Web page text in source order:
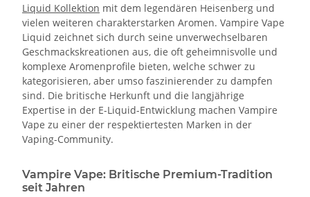
Liquid Kollektion mit dem legendären Heisenberg und
vielen weiteren charakterstarken Aromen. Vampire Vape
Liquid zeichnet sich durch seine unverwechselbaren
Geschmackskreationen aus, die oft geheimnisvolle und
komplexe Aromenprofile bieten, welche schwer zu
kategorisieren, aber umso faszinierender zu dampfen
sind. Die britische Herkunft und die langjährige
Expertise in der E-Liquid-Entwicklung machen Vampire
Vape zu einer der respektiertesten Marken in der
Vaping-Community.
Vampire Vape: Britische Premium-Tradition
seit Jahren